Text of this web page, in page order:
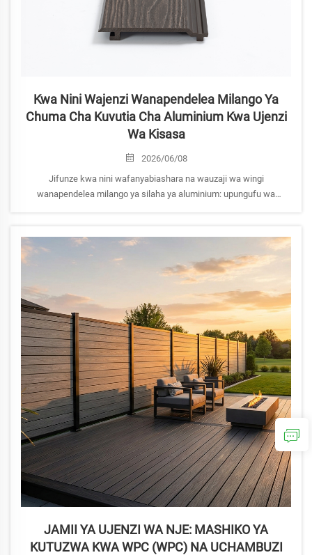
Kwa Nini Wajenzi Wanapendelea Milango Ya
Chuma Cha Kuvutia Cha Aluminium Kwa Ujenzi
Wa Kisasa
2026/06/08
Jifunze kwa nini wafanyabiashara na wauzaji wa wingi
wanapendelea milango ya silaha ya aluminium: upungufu wa
maelezo ya teknolojia sasa.
JAMII YA UJENZI WA NJE: MASHIKO YA
KUTUZWA KWA WPC (WPC) NA UCHAMBUZI